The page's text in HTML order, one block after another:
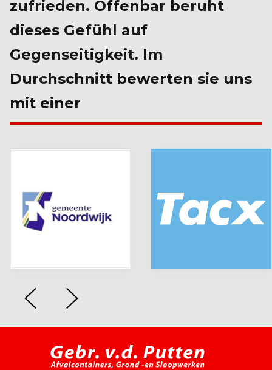
zufrieden. Offenbar beruht
dieses Gefühl auf
Gegenseitigkeit. Im
Durchschnitt bewerten sie uns
mit einer